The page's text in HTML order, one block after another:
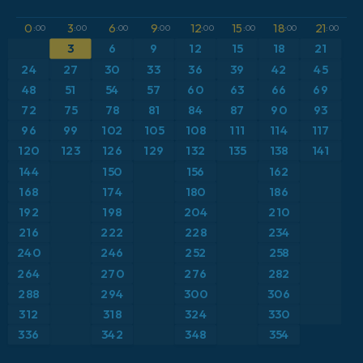
ICON Alemanha 2 km
Caribe
Escandinávia
Estados Unidos
Europa
França
Grécia
Anomalia de temperatura a 2 m
Anomalia de temperatura a 850 hPa
CAPE
Ponto de orvalho a 2 m
Profundidade da neve
Rajadas de Vento Máximas
Rajadas de vento
0 :00 3:00 6:00 9:00 12:00 15 :00 18:00 21:00
3 6 9 12 15 18 21
24 27 30 33 36 39 42
45
48
51 54 57 60 63 66 69
72 75 78 81 84 87 90 93
96 99 102 105 108 111 114 117
120 123 126 129 132 135 138
141
144
150 156
162
168
174 180
186
192
198 204 210
216 222 228 234
240 246 252
258
264
270 276
282
288
294 300
306
312
318 324 330
336 342 348 354